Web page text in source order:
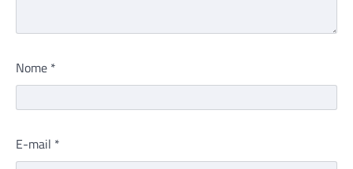
Nome *
E-mail *